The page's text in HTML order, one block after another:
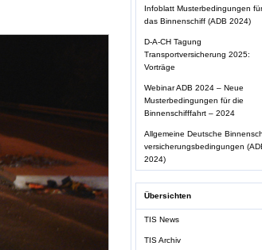
Infoblatt Musterbedingungen für
das Binnenschiff (ADB 2024)
D-A-CH Tagung
Transportversicherung 2025:
Vorträge
Webinar ADB 2024 – Neue
Musterbedingungen für die
Binnenschifffahrt – 2024
Allgemeine Deutsche
versicherungsbedingungen
2024)
Übersichten
TIS News
TIS Archiv